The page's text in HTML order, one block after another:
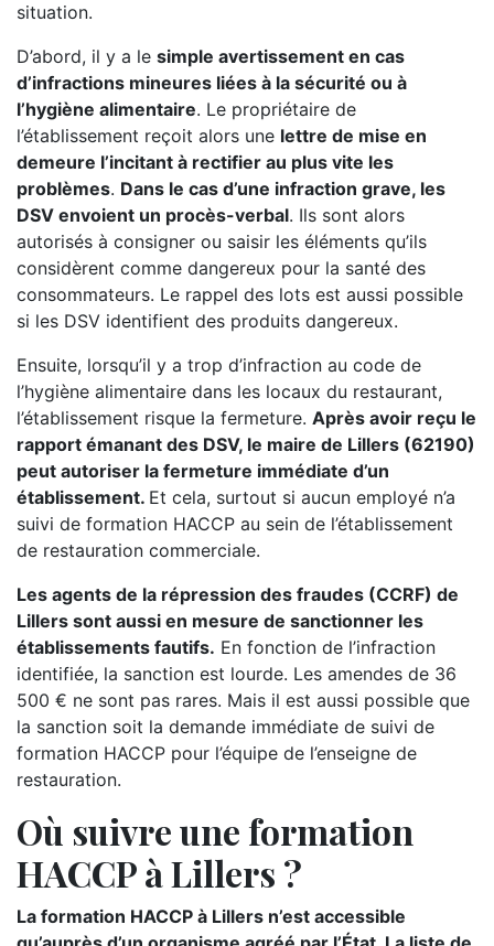
situation.
D’abord, il y a le simple avertissement en cas
d’infractions mineures liées à la sécurité ou à
l’hygiène alimentaire. Le propriétaire de
l’établissement reçoit alors une lettre de mise en
demeure l’incitant à rectifier au plus vite les
problèmes. Dans le cas d’une infraction grave, les
DSV envoient un procès-verbal. Ils sont alors
autorisés à consigner ou saisir les éléments qu’ils
considèrent comme dangereux pour la santé des
consommateurs. Le rappel des lots est aussi possible
si les DSV identifient des produits dangereux.
Ensuite, lorsqu’il y a trop d’infraction au code de
l’hygiène alimentaire dans les locaux du restaurant,
l’établissement risque la fermeture. Après avoir reçu le
rapport émanant des DSV, le maire de Lillers (62190)
peut autoriser la fermeture immédiate d’un
établissement. Et cela, surtout si aucun employé n’a
suivi de formation HACCP au sein de l’établissement
de restauration commerciale.
Les agents de la répression des fraudes (CCRF) de
Lillers sont aussi en mesure de sanctionner les
établissements fautifs. En fonction de l’infraction
identifiée, la sanction est lourde. Les amendes de 36
500 € ne sont pas rares. Mais il est aussi possible que
la sanction soit la demande immédiate de suivi de
formation HACCP pour l’équipe de l’enseigne de
restauration.
Où suivre une formation
HACCP à Lillers ?
La formation HACCP à Lillers n’est accessible